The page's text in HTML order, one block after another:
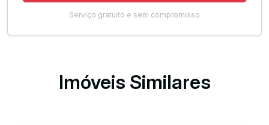
Serviço gratuito e sem compromisso
Imóveis Similares